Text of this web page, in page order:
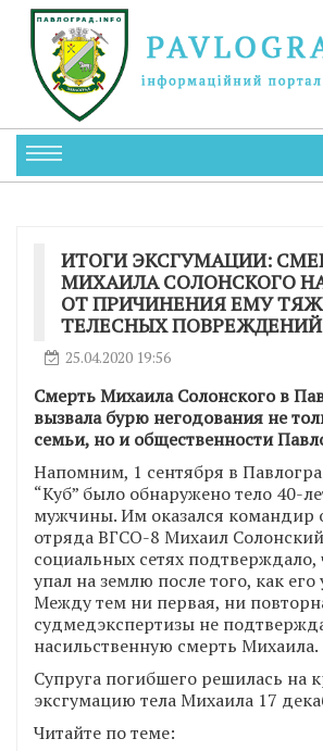
ИТОГИ ЭКСГУМАЦИИ:
МИХАИЛА СОЛОНСКОГО
ОТ ПРИЧИНЕНИЯ ЕМУ
ТЕЛЕСНЫХ ПОВРЕЖДЕНИЙ
25.04.2020 19:56
Смерть Михаила Солонского в
вызвала бурю негодования не
семьи, но и общественности
Напомним, 1 сентября в
“Куб” было обнаружено тело 40-
мужчины. Им оказался командир
отряда ВГСО-8 Михаил
социальных сетях
упал на землю после того, как
Между тем ни первая, ни
судмедэкспертизы не
насильственную смерть Михаила.
Супруга погибшего решилась на
эксгумацию тела Михаила 17
Читайте по теме: